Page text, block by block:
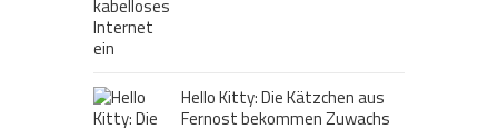
Hello Kitty: Die Kätzchen aus
Fernost bekommen Zuwachs